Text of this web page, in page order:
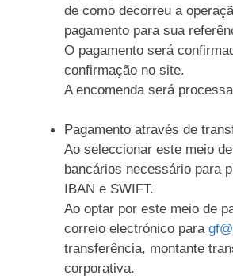
de como decorreu a
pagamento para sua
O pagamento será
confirmação no site.
A encomenda será
Pagamento através de
Ao seleccionar este meio
bancários necessário para
IBAN e SWIFT.
Ao optar por este meio de
correio electrónico para
transferência, montante
corporativa.